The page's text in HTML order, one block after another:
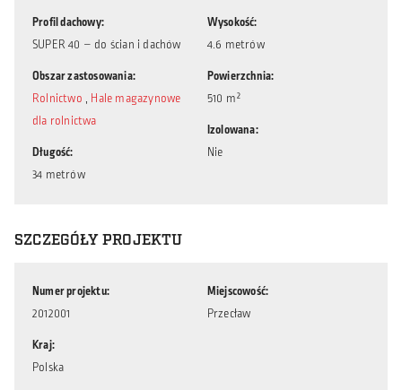
Profil dachowy
SUPER 40 – do ścian i dachów
Obszar zastosowania
Rolnictwo , Hale magazynowe
dla rolnictwa
Długość
34 metrów
Wysokość
4.6 metrów
Powierzchnia
510 m²
Izolowana
Nie
SZCZEGÓŁY PROJEKTU
Numer projektu
2012001
Kraj
Polska
Miejscowość
Przecław